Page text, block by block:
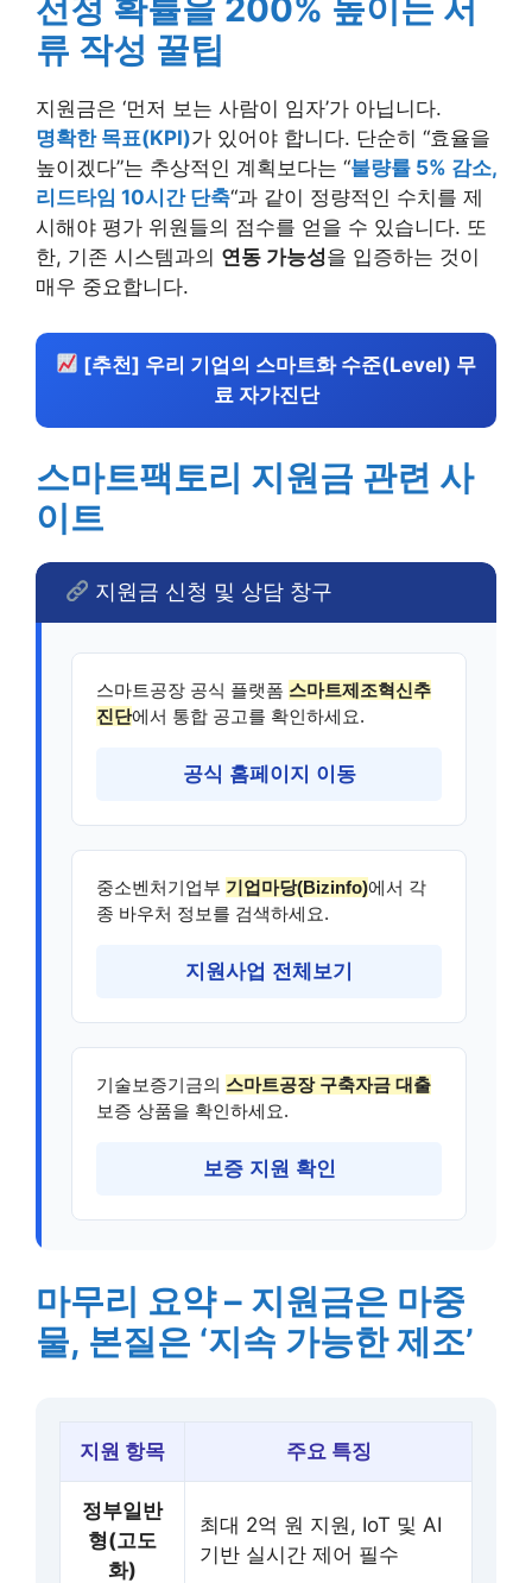
선정 확률을 200% 높이는 서
류 작성 꿀팁
지원금은 ‘먼저 보는 사람이 임자’가 아닙니다.
명확한 목표(KPI)가 있어야 합니다. 단순히 “효율을
높이겠다”는 추상적인 계획보다는 “불량률 5% 감소,
리드타임 10시간 단축“과 같이 정량적인 수치를 제
시해야 평가 위원들의 점수를 얻을 수 있습니다. 또
한, 기존 시스템과의 연동 가능성을 입증하는 것이
매우 중요합니다.
[추천] 우리 기업의 스마트화 수준(Level) 무
료 자가진단
스마트팩토리 지원금 관련 사
이트
지원금 신청 및 상담 창구
스마트공장 공식 플랫폼 스마트제조혁신추
진단에서 통합 공고를 확인하세요.
공식 홈페이지 이동
중소벤처기업부 기업마당(Bizinfo)에서 각
종 바우처 정보를 검색하세요.
지원사업 전체보기
기술보증기금의 스마트공장 구축자금 대출
보증 상품을 확인하세요.
보증 지원 확인
마무리 요약 – 지원금은 마중
물, 본질은 ‘지속 가능한 제조’
지원 항목 주요 특징
정부일반
형(고도
화)
최대 2억 원 지원, IoT 및 AI
기반 실시간 제어 필수